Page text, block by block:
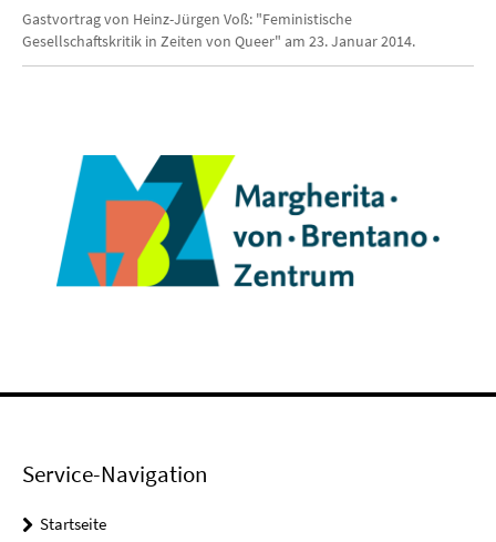
Video
Gastvortrag von Heinz-Jürgen Voß: "Feministische
Gesellschaftskritik in Zeiten von Queer" am 23. Januar 2014.
Service-Navigation
Startseite